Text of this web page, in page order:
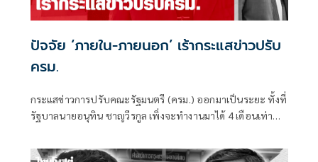
ปัจจัย ‘ภายใน-ภายนอก’ เร้ากระแสข่าวปรับ
ครม.
กระแสข่าวการปรับคณะรัฐมนตรี (ครม.) ออกมาเป็นระยะ ทั้งที่
รัฐบาลนายอนุทิน ชาญวีรกูล เพิ่งจะทำงานมาได้ 4 เดือนเท่านั้น
อย่างเร็วที่สุดจะปรับกันทุก 6 เดือน หรือครึ่งปี